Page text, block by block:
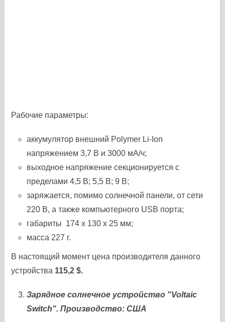
Рабочие параметры:
аккумулятор внешний Polymer Li-Ion
напряжением 3,7 В и 3000 мА/ч;
выходное напряжение секционируется с
пределами 4,5 В; 5,5 В; 9 В;
заряжается, помимо солнечной панели, от сети
220 В, а также компьютерного USB порта;
габариты 174 х 130 х 25 мм;
масса 227 г.
В настоящий момент цена производителя данного
устройства 115,2 $.
Зарядное солнечное устройство "Voltaic
Switch". Производство: США